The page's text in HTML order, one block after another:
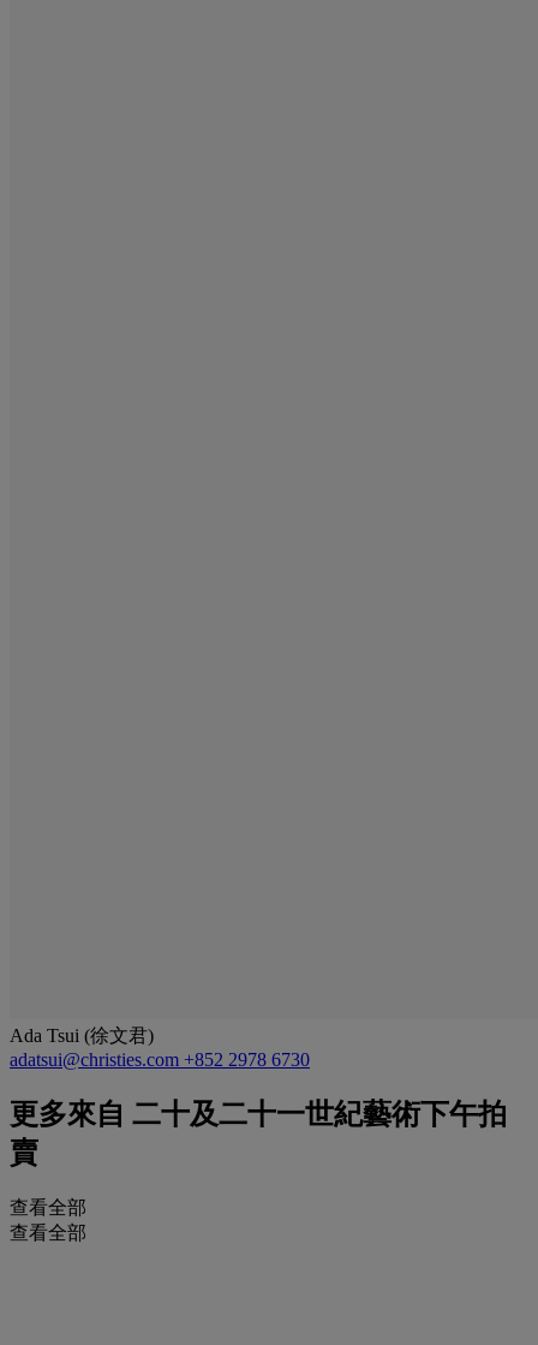
Ada Tsui (徐文君)
adatsui@christies.com +852 2978 6730
更多來自 二十及二十一世紀藝術下午拍
賣
查看全部
查看全部